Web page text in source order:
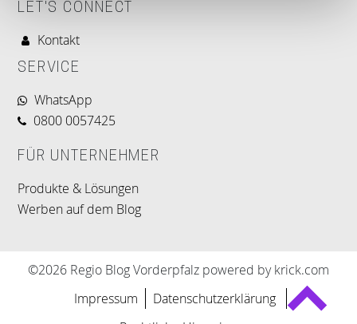
LET'S CONNECT
Kontakt
SERVICE
WhatsApp
0800 0057425
FÜR UNTERNEHMER
Produkte & Lösungen
Werben auf dem Blog
©2026 Regio Blog Vorderpfalz powered by krick.com
Impressum
Datenschutzerklärung